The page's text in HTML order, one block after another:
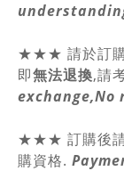
★★★ 請於訂
即無法退換,請
exchange,No
★★★ 訂購後
購資格.